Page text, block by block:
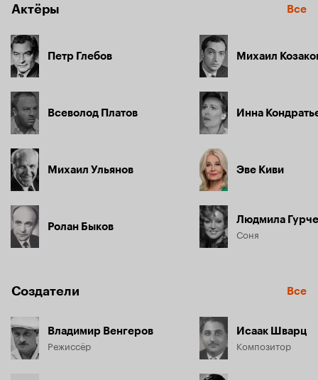
Актёры Все
Петр Глебов
Всеволод Платов
Михаил Ульянов
Ролан Быков
Михаил
Инна
Эве Киви
Людмила
Соня
Создатели Все
Владимир Венгеров
Режиссёр
Исаак Шварц
Композитор